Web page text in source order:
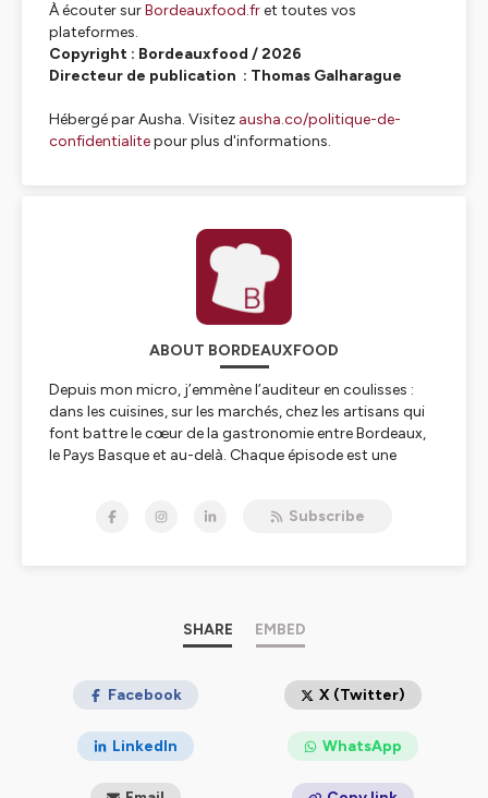
À écouter surBordeauxfood.fret toutes vos
plateformes.
Copyright : Bordeauxfood / 2026
Directeur de publication : Thomas Galharague
Hébergé par Ausha. Visitez ausha.co/politique-de-
confidentialitepour plus d'informations.
ABOUT BORDEAUXFOOD
Depuis mon micro, j’emmène l’auditeur en coulisses :
dans les cuisines, sur les marchés, chez les artisans qui
font battre le cœur de la gastronomie entre Bordeaux,
le Pays Basque et au-delà. Chaque épisode est une
surtout d’histoires de vie.
envies, leurs engagements. Le podcast est pensé
comme un compagnon de voyage : on l’écoute en train,
gourmand.
que l’assiette, de comprendre ce qui se cache derrière
chaque bouchée, et de partir à la rencontre de celles et
Subscribe
SHARE EMBED
Facebook X (Twitter)
LinkedIn WhatsApp